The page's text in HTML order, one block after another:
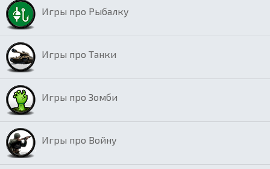
Игры про Рыбалку
Игры про Танки
Игры про Зомби
Игры про Войну